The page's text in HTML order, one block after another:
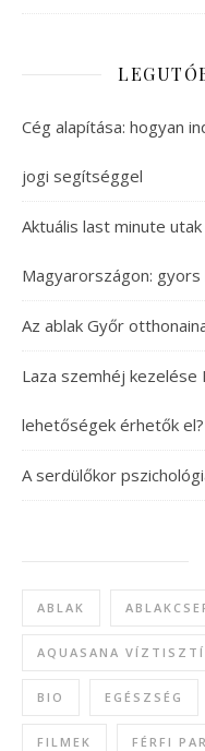
Cég alapítása: hogyan
jogi segítséggel
Aktuális last minute
Magyarországon:
Az ablak Győr
Laza szemhéj
lehetőségek érhetők el?
A serdülőkor
ABLAK
AQUASANA
BIO EGÉSZSÉG
FILMEK FÉRFI